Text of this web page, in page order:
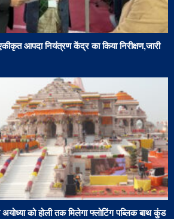
आपदा नियंत्रण केंद्र का किया निरीक्षण,जारी
को होली तक मिलेगा फ्लोटिंग पब्लिक बाथ कुंड